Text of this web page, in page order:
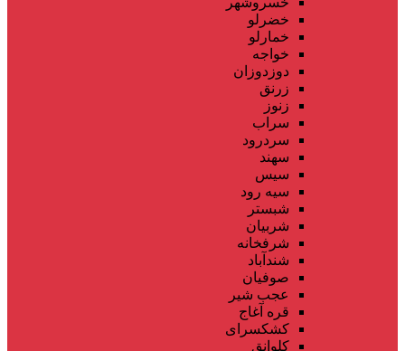
خضرلو
خمارلو
خواجه
دوزدوزان
زرنق
زنوز
سراب
سردرود
سهند
سیس
سیه رود
شبستر
شربیان
شرفخانه
شندآباد
صوفیان
عجب شیر
قره آغاج
کشکسرای
کلوانق